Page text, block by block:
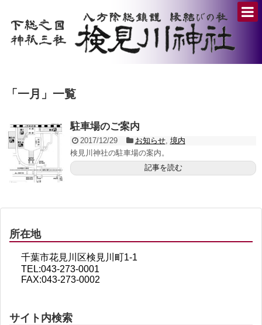
「 一月 」 一覧
駐車場のご案内
2017/12/29 お知らせ, 境内
検見川神社の駐車場の案内。
記事を読む
所在地
千葉市花見川区検見川町1-1
TEL:043-273-0001
FAX:043-273-0002
サイト内検索